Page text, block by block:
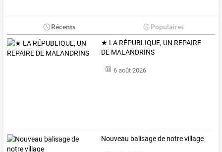
Récents Populaires
★ LA RÉPUBLIQUE, UN REPAIRE
DE MALANDRINS
6 août 2026
Nouveau balisage de notre village